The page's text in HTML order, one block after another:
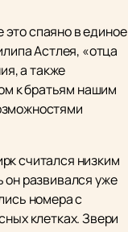
это спаяно в единое
Астлея, «отца
а также
к братьям нашим
считался низким
развивался уже
номера с
клетках. Звери